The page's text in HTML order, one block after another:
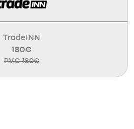
TradeINN
180€
P.V.C 180€